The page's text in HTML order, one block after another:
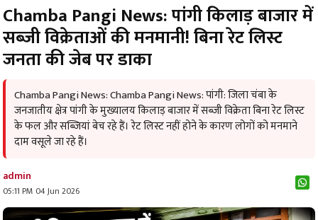
Chamba Pangi News: पांगी किलाड़ बाजार में
सब्जी विक्रेताओं की मनमानी! बिना रेट लिस्ट
जनता की जेब पर डाका
Chamba Pangi News: Chamba Pangi News: पांगी: जिला चंबा के
जनजातीय क्षेत्र पांगी के मुख्यालय किलाड़ बाजार में सब्जी विक्रेता बिना रेट लिस्ट
के फल और सब्जियां बेच रहे हैं। रेट लिस्ट नहीं होने के कारण लोगों को मनमाने
दाम वसूले जा रहे हैं।
admin
05:11 PM 04 Jun 2026